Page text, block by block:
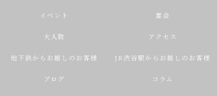
イベント 宴会
大人数 アクセス
地下鉄からお越しのお客様 JR渋谷駅からお越しのお客様
ブログ コラム